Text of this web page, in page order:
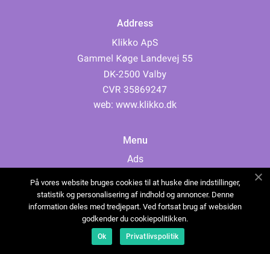
Address
web: www.klikko.dk
Menu
Ads
Cookies
Contact
Sitemap
På vores website bruges cookies til at huske dine indstillinger,
statistik og personalisering af indhold og annoncer. Denne
information deles med tredjepart. Ved fortsat brug af websiden
godkender du cookiepolitikken.
Ok Privatlivspolitik